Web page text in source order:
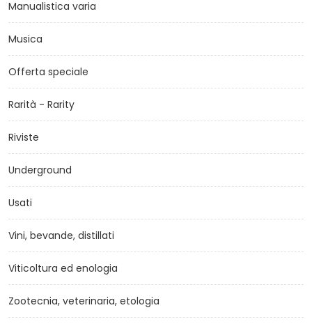
Manualistica varia
Musica
Offerta speciale
Rarità - Rarity
Riviste
Underground
Usati
Vini, bevande, distillati
Viticoltura ed enologia
Zootecnia, veterinaria, etologia